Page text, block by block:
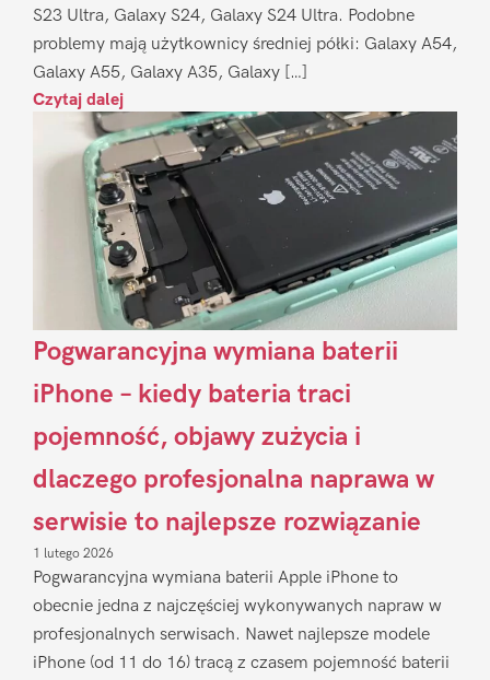
S23 Ultra, Galaxy S24, Galaxy S24 Ultra. Podobne
problemy mają użytkownicy średniej półki: Galaxy A54,
Galaxy A55, Galaxy A35, Galaxy […]
Czytaj dalej
Pogwarancyjna wymiana baterii
iPhone – kiedy bateria traci
pojemność, objawy zużycia i
dlaczego profesjonalna naprawa w
serwisie to najlepsze rozwiązanie
1 lutego 2026
Pogwarancyjna wymiana baterii Apple iPhone to
obecnie jedna z najczęściej wykonywanych napraw w
profesjonalnych serwisach. Nawet najlepsze modele
iPhone (od 11 do 16) tracą z czasem pojemność baterii